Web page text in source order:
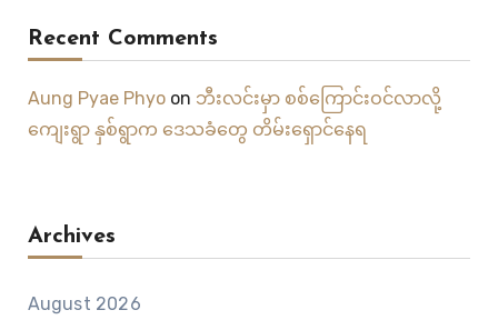
Recent Comments
Aung Pyae Phyoon ဘီးလင်းမှာ စစ်ကြောင်းဝင်လာလို့
ကျေးရွာ နှစ်ရွာက ဒေသခံတွေ တိမ်းရှောင်နေရ
Archives
August 2026